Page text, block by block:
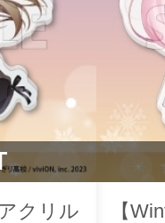
クリル
【